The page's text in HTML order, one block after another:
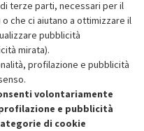
prodotto ricondizionato.
terze parti, necessari per il
che ci aiutano a ottimizzare il
pubblicità
mirata).
profilazione e pubblicità
volontariamente
e pubblicità
di cookie